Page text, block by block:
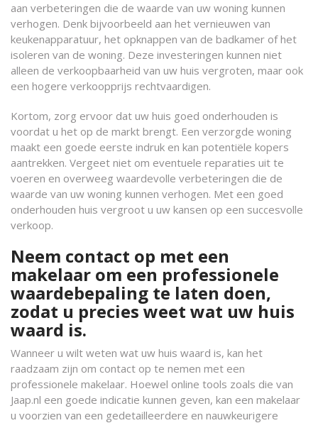
aan verbeteringen die de waarde van uw woning kunnen
verhogen. Denk bijvoorbeeld aan het vernieuwen van
keukenapparatuur, het opknappen van de badkamer of het
isoleren van de woning. Deze investeringen kunnen niet
alleen de verkoopbaarheid van uw huis vergroten, maar ook
een hogere verkoopprijs rechtvaardigen.
Kortom, zorg ervoor dat uw huis goed onderhouden is
voordat u het op de markt brengt. Een verzorgde woning
maakt een goede eerste indruk en kan potentiële kopers
aantrekken. Vergeet niet om eventuele reparaties uit te
voeren en overweeg waardevolle verbeteringen die de
waarde van uw woning kunnen verhogen. Met een goed
onderhouden huis vergroot u uw kansen op een succesvolle
verkoop.
Neem contact op met een
makelaar om een professionele
waardebepaling te laten doen,
zodat u precies weet wat uw huis
waard is.
Wanneer u wilt weten wat uw huis waard is, kan het
raadzaam zijn om contact op te nemen met een
professionele makelaar. Hoewel online tools zoals die van
Jaap.nl een goede indicatie kunnen geven, kan een makelaar
u voorzien van een gedetailleerdere en nauwkeurigere